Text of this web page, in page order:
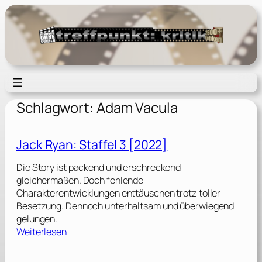
Zum
Inhalt
springen
Schlagwort: Adam Vacula
Jack Ryan: Staffel 3 [2022]
Die Story ist packend und erschreckend
gleichermaßen. Doch fehlende
Charakterentwicklungen enttäuschen trotz toller
Besetzung. Dennoch unterhaltsam und überwiegend
gelungen.
Weiterlesen: